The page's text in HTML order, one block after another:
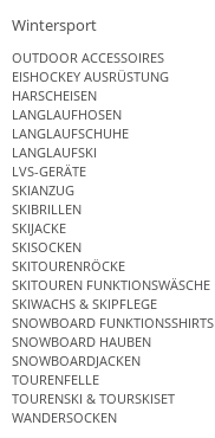
Wintersport
OUTDOOR ACCESSOIRES
EISHOCKEY AUSRÜSTUNG
HARSCHEISEN
LANGLAUFHOSEN
LANGLAUFSCHUHE
LANGLAUFSKI
LVS-GERÄTE
SKIANZUG
SKIBRILLEN
SKIJACKE
SKISOCKEN
SKITOURENRÖCKE
SKITOUREN FUNKTIONSWÄSCHE
SKIWACHS & SKIPFLEGE
SNOWBOARD FUNKTIONSSHIRTS
SNOWBOARD HAUBEN
SNOWBOARDJACKEN
TOURENFELLE
TOURENSKI & TOURSKISET
WANDERSOCKEN